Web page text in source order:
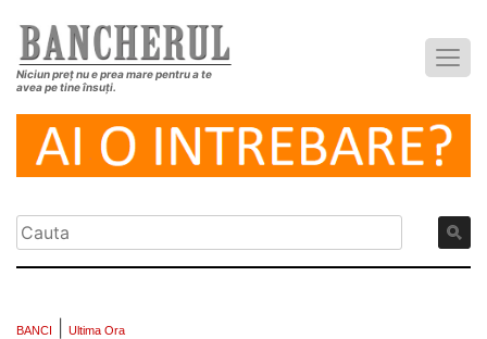
Niciun preț nu e prea mare pentru a te
avea pe tine însuți.
BANCI Ultima Ora